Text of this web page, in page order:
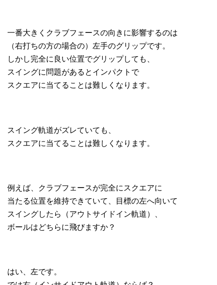
一番大きくクラブフェースの向きに影響するのは
（右打ちの方の場合の）左手のグリップです。
しかし完全に良い位置でグリップしても、
スイングに問題があるとインパクトで
スクエアに当てることは難しくなります。
スイング軌道がズレていても、
スクエアに当てることは難しくなります。
例えば、クラブフェースが完全にスクエアに
当たる位置を維持できていて、目標の左へ向いて
スイングしたら（アウトサイドイン軌道）、
ボールはどちらに飛びますか？
はい、左です。